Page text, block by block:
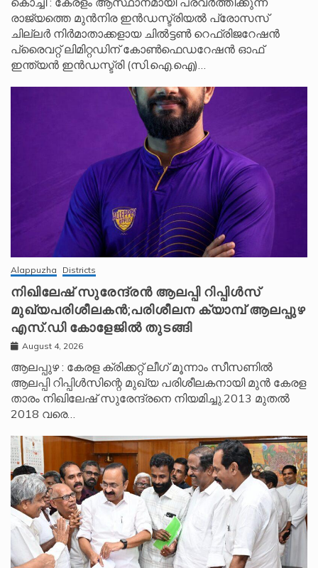
രാജ്യത്തെ മുൻനിര ഇൻഡസ്ട്രിയൽ പ്രോസസ്
ചില്ലർ നിർമാതാക്കളായ ചിൽട്ടൺ റെഫ്രിജറേഷൻ
പ്രൈവറ്റ് ലിമിറ്റഡിന് കോൺഫെഡറേഷൻ ഓഫ്
ഇന്ത്യൻ ഇൻഡസ്ട്രി (സി.ഐ.ഐ)…
Alappuzha Districts
നിഖിലേഷ് സുരേന്ദ്രൻ ആലപ്പി റിപ്പിൾസ്
മുഖ്യപരിശീലകൻ;പരിശീലന ക്യാമ്പ് ആലപ്പുഴ
എസ്.ഡി കോളേജിൽ തുടങ്ങി
August 4, 2026
ആലപ്പുഴ : കേരള ക്രിക്കറ്റ് ലീ​ഗ് മൂന്നാം സീസണിൽ
ആലപ്പി റിപ്പിൾസിന്റെ മുഖ്യ പരിശീലകനായി മുൻ കേരള
താരം നിഖിലേഷ് സുരേന്ദ്രനെ നിയമിച്ചു.2013 മുതൽ
2018 വരെ…